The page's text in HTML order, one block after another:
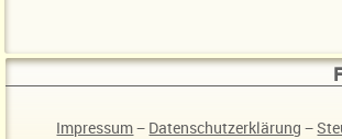
Impressum− Datenschutzerklärung −